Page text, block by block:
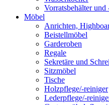
Vorratsbehälter und
Möbel
Anrichten,
Beistellmöbel
Garderoben
Regale
Sekretäre und
Sitzmöbel
Tische
Holzpflege/-reiniger
Lederpflege/-